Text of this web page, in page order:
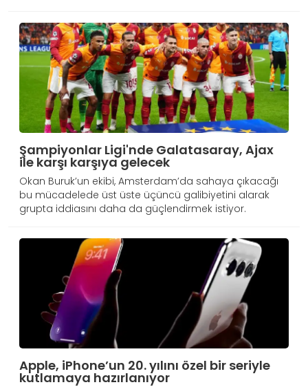
Şampiyonlar Ligi'nde Galatasaray, Ajax
ile karşı karşıya gelecek
Okan Buruk’un ekibi, Amsterdam’da sahaya çıkacağı
bu mücadelede üst üste üçüncü galibiyetini alarak
grupta iddiasını daha da güçlendirmek istiyor.
Apple, iPhone’un 20. yılını özel bir seriyle
kutlamaya hazırlanıyor